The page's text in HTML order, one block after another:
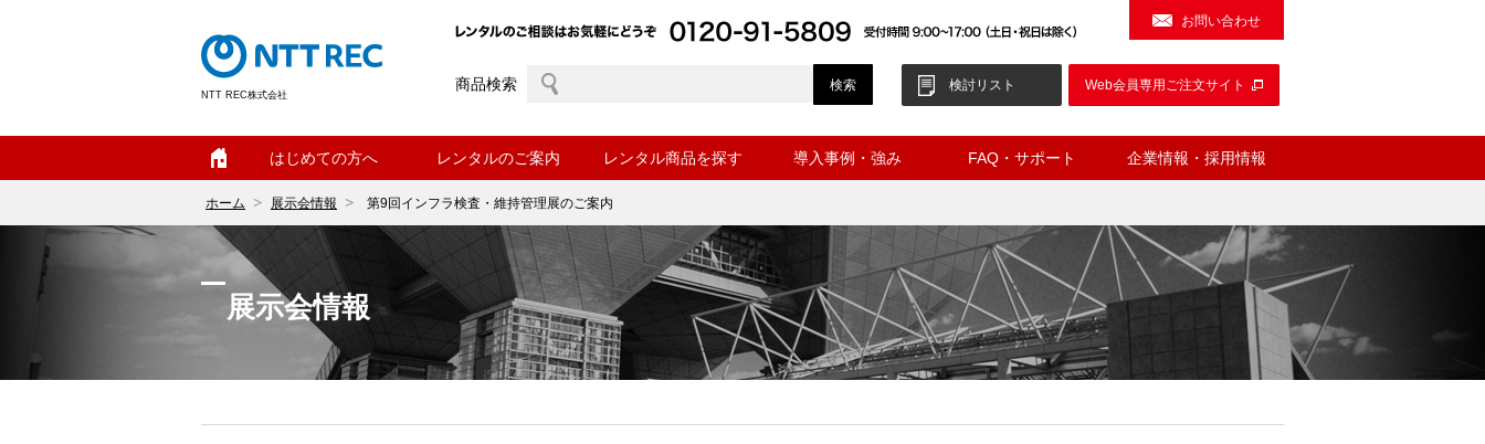
NTT REC株式会社
お問い合わせ
商品検索 検討リスト Web会員専用ご注文サイト
はじめての方へ レンタルのご案内 レンタル商品を探す 導入事例・強み FAQ・サポート 企業情報・採用情報
ホーム 展示会情報 第9回インフラ検査・維持管理展のご案内
展示会情報